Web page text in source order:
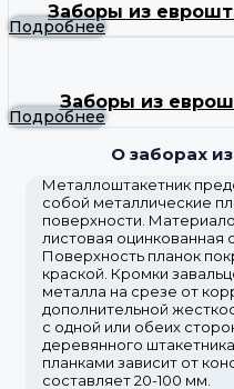
Заборы из
Подробнее
Заборы из
Подробнее
О заборах
Металлоштакетник
собой металлические
поверхности.
листовая оцинкованная
Поверхность планок
краской. Кромки
металла на срезе от
дополнительной
с одной или обеих
деревянного
планками зависит от
составляет 20-100 мм.